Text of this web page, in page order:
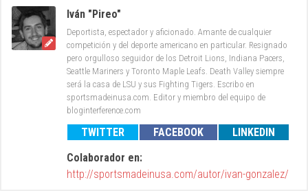
Iván "Pireo"
Deportista, espectador y aficionado. Amante de cualquier
competición y del deporte americano en particular. Resignado
pero orgulloso seguidor de los Detroit Lions, Indiana Pacers,
Seattle Mariners y Toronto Maple Leafs. Death Valley siempre
será la casa de LSU y sus Fighting Tigers. Escribo en
sportsmadeinusa.com. Editor y miembro del equipo de
bloginterference.com
TWITTER FACEBOOK
LINKEDIN
Colaborador en:
http://sportsmadeinusa.com/autor/ivan-gonzalez/